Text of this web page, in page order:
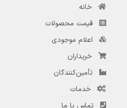
خانه
قیمت محصولات
اعلام موجودی
خریداران
تأمین‌کنندگان
خدمات
تماس با ما